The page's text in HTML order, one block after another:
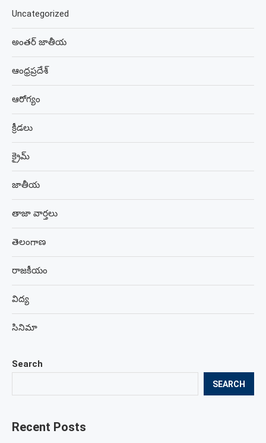
Search
SEARCH
Recent Posts
Uncategorized
అంతర్ జాతీయ
ఆంధ్రప్రదేశ్
ఆరోగ్యం
క్రీడలు
క్రైమ్
జాతీయ
తాజా వార్తలు
తెలంగాణ
రాజకీయం
విద్య
సినిమా